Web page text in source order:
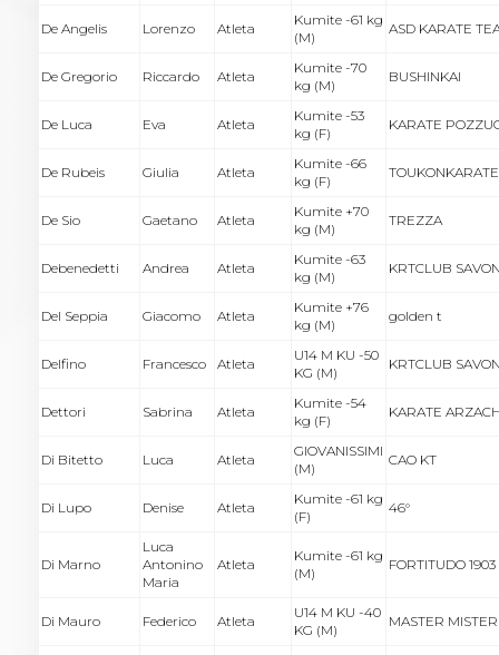
De Angelis Lorenzo Atleta
Kumite -61 kg
(M)
ASD KARATE
De Gregorio Riccardo Atleta
Kumite -70
kg (M)
BUSHINKAI
De Luca Eva Atleta
Kumite -53
kg (F)
KARATE
De Rubeis Giulia Atleta
Kumite -66
kg (F)
De Sio Gaetano Atleta
Kumite +70
kg (M)
TREZZA
Debenedetti Andrea Atleta
Kumite -63
kg (M)
KRTCLUB
Del Seppia Giacomo Atleta
Kumite +76
kg (M)
golden t
Delfino Francesco Atleta
U14 M KU -50
KG (M)
KRTCLUB
Dettori Sabrina Atleta
Kumite -54
kg (F)
KARATE
Di Bitetto Luca Atleta
GIOVANISSIMI
(M)
CAO KT
Di Lupo Denise Atleta
Kumite -61 kg
(F)
46°
Di Marno
Luca
Antonino
Maria
Atleta
Kumite -61 kg
(M)
FORTITUDO 1903
Di Mauro Federico Atleta
U14 M KU -40
KG (M)
MASTER